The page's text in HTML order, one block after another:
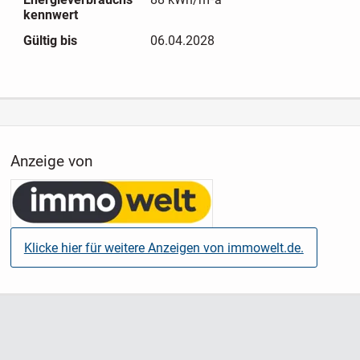
kennwert
Gültig bis 06.04.2028
Anzeige von
Klicke hier für weitere Anzeigen von immowelt.de.